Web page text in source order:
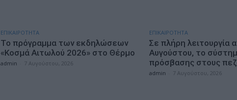
ΕΠΙΚΑΙΡΟΤΗΤΑ
Το πρόγραμμα των εκδηλώσεων
«Κοσμά Αιτωλού 2026» στο Θέρμο
admin 7 Αυγούστου, 2026
ΕΠΙΚΑΙΡΟΤΗΤΑ
Σε πλήρη λειτουργία
Αυγούστου, το
πρόσβασης στους
admin 7 Αυγούστου, 2026